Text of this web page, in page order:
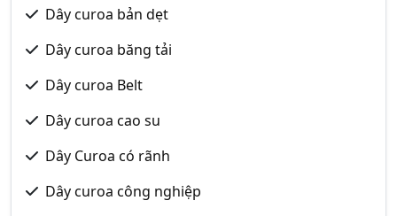
Dây curoa bản dẹt
Dây curoa băng tải
Dây curoa Belt
Dây curoa cao su
Dây Curoa có rãnh
Dây curoa công nghiệp